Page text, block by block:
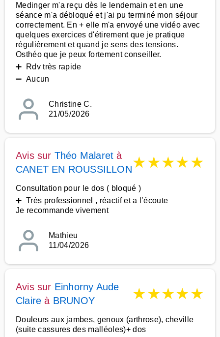
Medinger m'a reçu dès le lendemain et en une
séance m'a débloqué et j'ai pu terminé mon séjour
correctement. En + elle m'a envoyé une vidéo avec
quelques exercices d'étirement que je pratique
régulièrement et quand je sens des tensions.
Osthéo que je peux fortement conseiller.
➕ Rdv très rapide
➖ Aucun
Christine C.
21/05/2026
Avis sur Théo Malaret à
CANET EN ROUSSILLON★★★★★
Consultation pour le dos ( bloqué )
➕ Très professionnel , réactif et a l’écoute
Je recommande vivement
Mathieu
11/04/2026
Avis sur Einhorny Aude
Claire à BRUNOY ★★★★★
Douleurs aux jambes, genoux (arthrose), cheville
(suite cassures des malléoles)+ dos